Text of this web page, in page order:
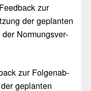
zur
der geplanten
der Normungs­ver­
zur Folgen­ab­
geplanten